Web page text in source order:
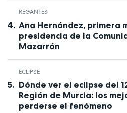
REGANTES
Ana Hernández, primera
presidencia de la
Mazarrón
ECLIPSE
Dónde ver el eclipse del
Región de Murcia: los
perderse el fenómeno